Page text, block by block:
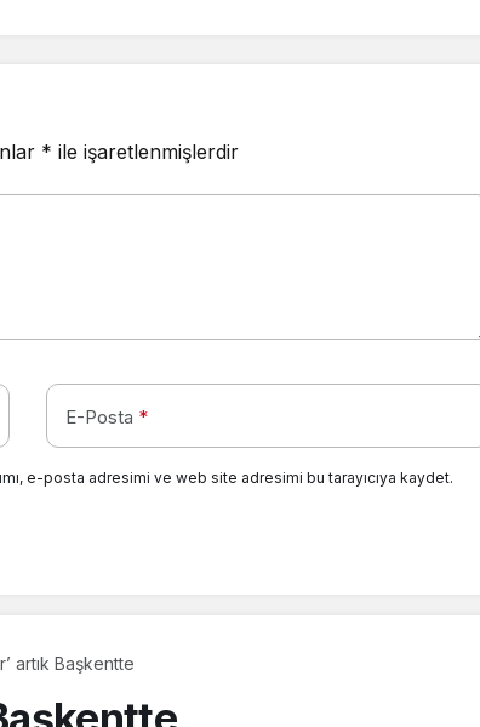
* ile işaretlenmişlerdir
E-Posta *
e-posta adresimi ve web site adresimi bu tarayıcıya kaydet.
artık Başkentte